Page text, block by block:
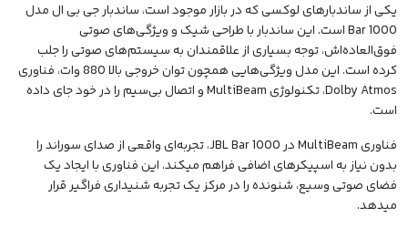
یکی از ساندبارهای لوکسی که در بازار موجود است،ساندبار جی بی ال مدل
Bar 1000است. این ساندبار با طراحی شیک و ویژگی‌های صوتی
فوق‌العاده‌اش، توجه بسیاری از علاقمندان به سیستم‌های صوتی را جلب
کرده است. این مدل ویژگی‌هایی همچون توان خروجی بالا 880 وات، فناوری
Dolby Atmos، تکنولوژی MultiBeam و اتصال بی‌سیم را در خود جای داده
است.
فناوری MultiBeam در JBL Bar 1000، تجربه‌ای واقعی از صدای سوراند را
بدون نیاز به اسپیکرهای اضافی فراهم میکند. این فناوری با ایجاد یک
فضای صوتی وسیع، شنونده را در مرکز یک تجربه شنیداری فراگیر قرار
میدهد.